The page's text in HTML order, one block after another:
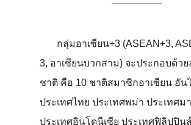
กลุ่มอาเซียน+3 (ASEAN+3,
3, อาเซียนบวกสาม) จะประกอบด้ว
ชาติ คือ 10 ชาติสมาชิกอาเซียน อัน
ประเทศไทย ประเทศพม่า ประเทศมา
ประเทศอินโดนีเซีย ประเทศฟิลิปปิน